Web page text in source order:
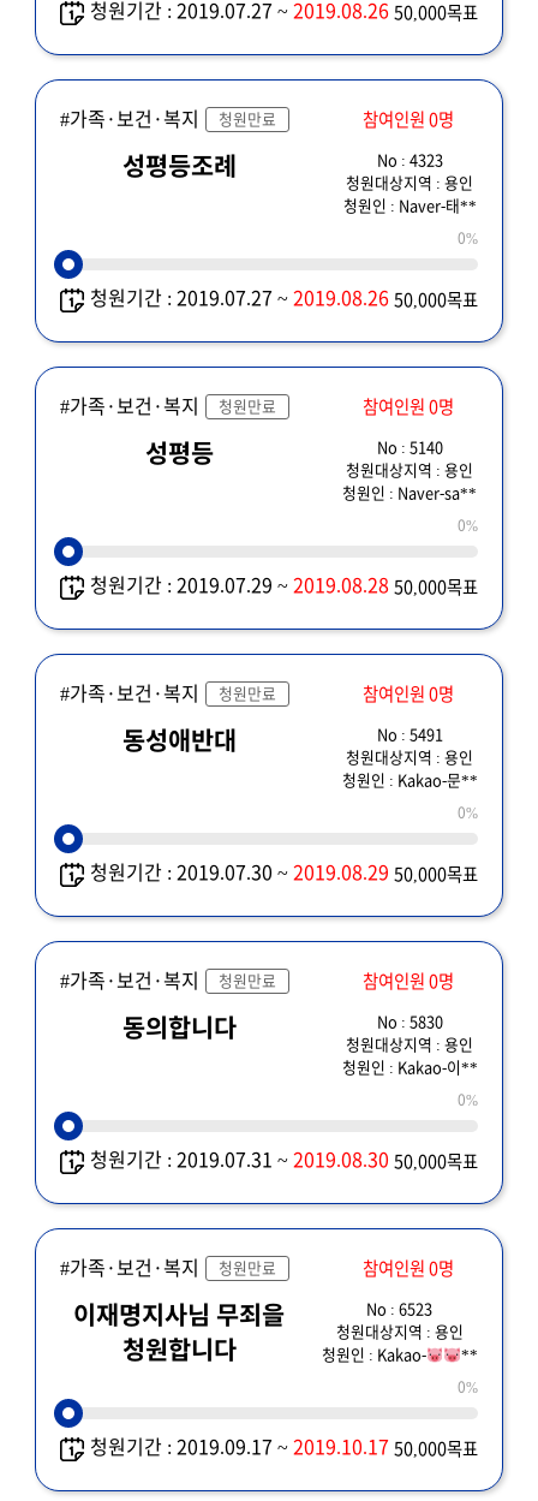
청원기간 : 2019.07.27 ~2019.08.26 50,000목표
#가족·보건·복지 청원만료 참여인원 0명
성평등조례
No : 4323
청원대상지역 : 용인
청원인 : Naver-태**
0%
청원기간 : 2019.07.27 ~2019.08.26 50,000목표
#가족·보건·복지 청원만료 참여인원 0명
성평등
No : 5140
청원대상지역 : 용인
청원인 : Naver-sa**
0%
청원기간 : 2019.07.29 ~2019.08.28 50,000목표
#가족·보건·복지 청원만료 참여인원 0명
동성애반대
No : 5491
청원대상지역 : 용인
청원인 : Kakao-문**
0%
청원기간 : 2019.07.30 ~2019.08.29 50,000목표
#가족·보건·복지 청원만료 참여인원 0명
동의합니다
No : 5830
청원대상지역 : 용인
청원인 : Kakao-이**
0%
청원기간 : 2019.07.31 ~2019.08.30 50,000목표
#가족·보건·복지 청원만료 참여인원 0명
이재명지사님 무죄을
청원합니다
No : 6523
청원대상지역 : 용인
청원인 : Kakao-
**
0%
청원기간 : 2019.09.17 ~2019.10.17 50,000목표